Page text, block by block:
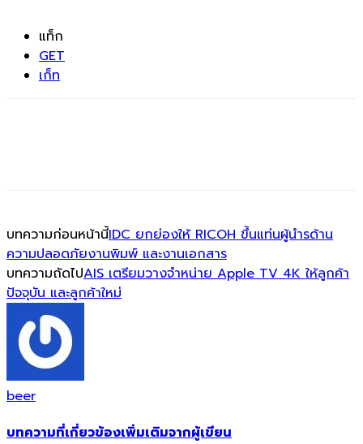
แท็ก
GET
เก็ท
บทความก่อนหน้านี้IDC ยกย่องให้ RICOH ขึ้นแท่นผู้นำรด้าน
ความปลอดภัยงานพิมพ์ และงานเอกสาร
บทความถัดไปAIS เตรียมวางจำหน่าย Apple TV 4K ให้ลูกค้า
ปัจจุบัน และลูกค้าใหม่
beer
บทความที่เกี่ยวข้องเพิ่มเติมจากผู้เขียน